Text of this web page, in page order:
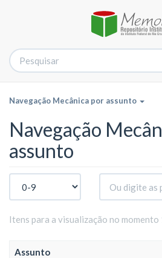
Navegação Mecânica por assunto
Navegação
assunto
Itens para a visualização no
Assunto